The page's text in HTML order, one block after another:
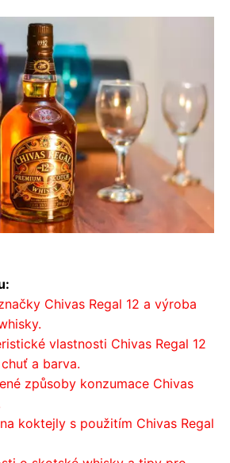
Chivas Regal 12 a výroba
vlastnosti Chivas Regal 12
a barva.
způsoby konzumace Chivas
koktejly s použitím Chivas Regal